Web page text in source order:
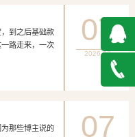
到之后基础款
路走来，一次
07
2026-08
那些博主说的
07
QQ在